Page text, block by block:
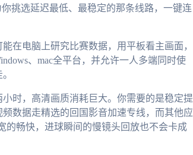
挑选延迟最低、最稳定的那条线路，一键连
在电脑上研究比赛数据，用平板看主画面，
、mac全平台，并允许一人多端同时使
时，高清画质消耗巨大。你需要的是稳定提
数据走精选的回国影音加速专线，而其他应
的畅快，进球瞬间的慢镜头回放也不会卡成